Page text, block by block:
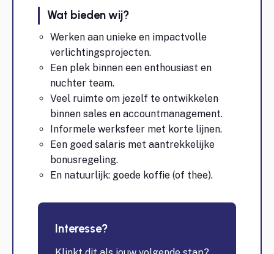
Wat bieden wij?
Werken aan unieke en impactvolle
verlichtingsprojecten.
Een plek binnen een enthousiast en
nuchter team.
Veel ruimte om jezelf te ontwikkelen
binnen sales en accountmanagement.
Informele werksfeer met korte lijnen.
Een goed salaris met aantrekkelijke
bonusregeling.
En natuurlijk: goede koffie (of thee).
Interesse?